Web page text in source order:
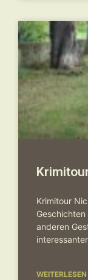
Krimitour
anderen